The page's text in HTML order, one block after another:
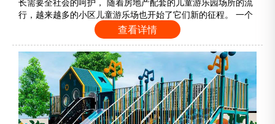
行，越来越多的小区儿童游乐场也开始了它们新的征程。 一个
家庭的核心是儿童，儿童身心健康成长是每个家庭最重要的关
注，乐鱼leyu游乐将在儿童游乐区设计上，从儿童的视角出
发，通过友好、人性化的创新设计理论，旨在打 造真正满足儿
童天性、全龄段、与众不同的儿童游乐区，下面我们就从 游乐
设备 的选择和 游乐场布局 两方面进……
查看详情